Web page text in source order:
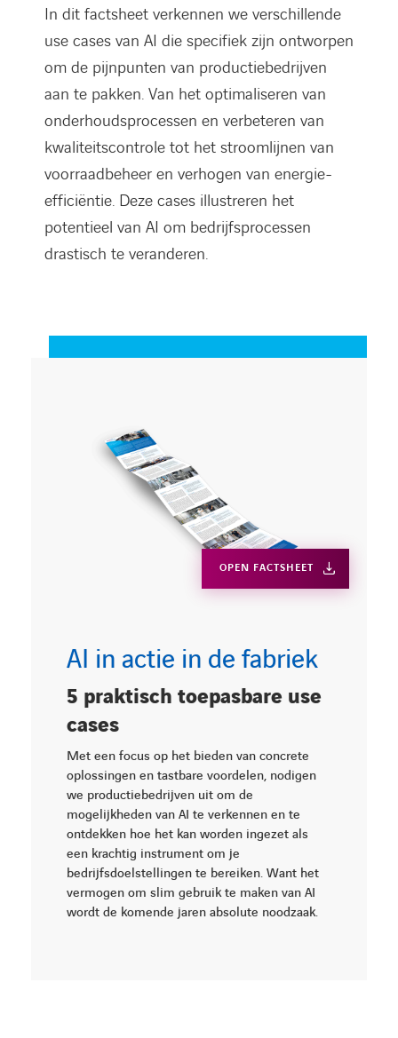
In dit factsheet verkennen we verschillende
use cases van AI die specifiek zijn ontworpen
om de pijnpunten van productiebedrijven
aan te pakken. Van het optimaliseren van
onderhoudsprocessen en verbeteren van
kwaliteitscontrole tot het stroomlijnen van
voorraadbeheer en verhogen van energie-
efficiëntie. Deze cases illustreren het
potentieel van AI om bedrijfsprocessen
drastisch te veranderen.
AI in actie in de fabriek
5 praktisch toepasbare use
cases
Met een focus op het bieden van concrete
oplossingen en tastbare voordelen, nodigen
we productiebedrijven uit om de
mogelijkheden van AI te verkennen en te
ontdekken hoe het kan worden ingezet als
een krachtig instrument om je
bedrijfsdoelstellingen te bereiken. Want het
vermogen om slim gebruik te maken van AI
wordt de komende jaren absolute noodzaak.
OPEN FACTSHEET